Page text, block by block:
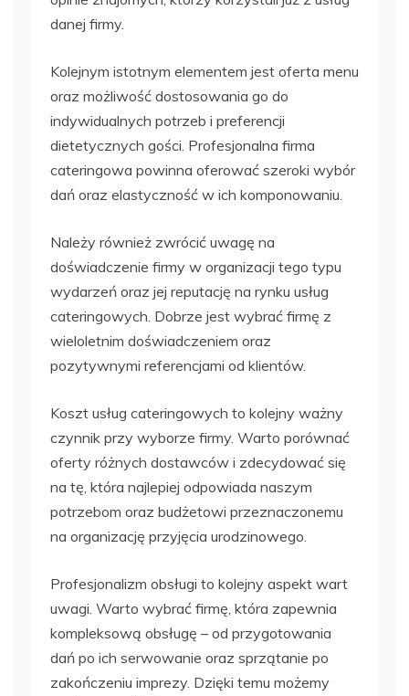
danej firmy.
Kolejnym istotnym elementem jest oferta menu
oraz możliwość dostosowania go do
indywidualnych potrzeb i preferencji
dietetycznych gości. Profesjonalna firma
cateringowa powinna oferować szeroki wybór
dań oraz elastyczność w ich komponowaniu.
Należy również zwrócić uwagę na
doświadczenie firmy w organizacji tego typu
wydarzeń oraz jej reputację na rynku usług
cateringowych. Dobrze jest wybrać firmę z
wieloletnim doświadczeniem oraz
pozytywnymi referencjami od klientów.
Koszt usług cateringowych to kolejny ważny
czynnik przy wyborze firmy. Warto porównać
oferty różnych dostawców i zdecydować się
na tę, która najlepiej odpowiada naszym
potrzebom oraz budżetowi przeznaczonemu
na organizację przyjęcia urodzinowego.
Profesjonalizm obsługi to kolejny aspekt wart
uwagi. Warto wybrać firmę, która zapewnia
kompleksową obsługę – od przygotowania
dań po ich serwowanie oraz sprzątanie po
zakończeniu imprezy. Dzięki temu możemy